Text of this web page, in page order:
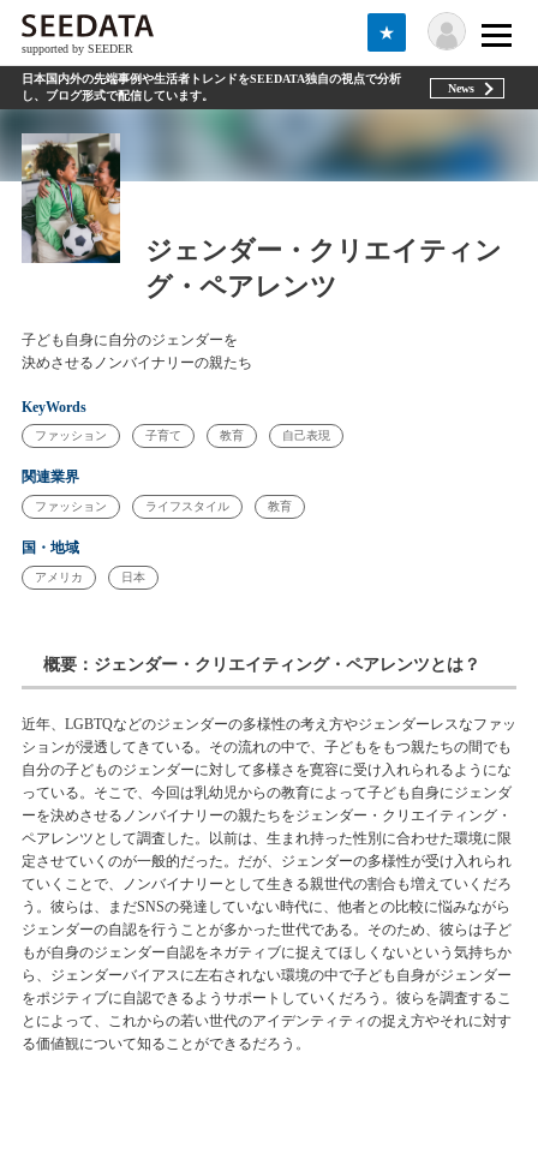
supported by SEEDER
★
日本国内外の先端事例や生活者トレンドをSEEDATA独自の視点で分析
し、ブログ形式で配信しています。
News
ジェンダー・クリエイティン
グ・ペアレンツ
子ども自身に自分のジェンダーを
決めさせるノンバイナリーの親たち
KeyWords
ファッション 子育て 教育 自己表現
関連業界
ファッション ライフスタイル 教育
国・地域
アメリカ 日本
概要：ジェンダー・クリエイティング・ペアレンツとは？
近年、LGBTQなどのジェンダーの多様性の考え方やジェンダーレスなファッ
ションが浸透してきている。その流れの中で、子どもをもつ親たちの間でも
自分の子どものジェンダーに対して多様さを寛容に受け入れられるようにな
っている。そこで、今回は乳幼児からの教育によって子ども自身にジェンダ
ーを決めさせるノンバイナリーの親たちをジェンダー・クリエイティング・
ペアレンツとして調査した。以前は、生まれ持った性別に合わせた環境に限
定させていくのが一般的だった。だが、ジェンダーの多様性が受け入れられ
ていくことで、ノンバイナリーとして生きる親世代の割合も増えていくだろ
う。彼らは、まだSNSの発達していない時代に、他者との比較に悩みながら
ジェンダーの自認を行うことが多かった世代である。そのため、彼らは子ど
もが自身のジェンダー自認をネガティブに捉えてほしくないという気持ちか
ら、ジェンダーバイアスに左右されない環境の中で子ども自身がジェンダー
をポジティブに自認できるようサポートしていくだろう。 彼らを調査するこ
とによって、これからの若い世代のアイデンティティの捉え方やそれに対す
る価値観について知ることができるだろう。